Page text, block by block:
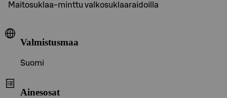
Maitosuklaa-minttu valkosuklaaraidoilla
Valmistusmaa
Suomi
Ainesosat